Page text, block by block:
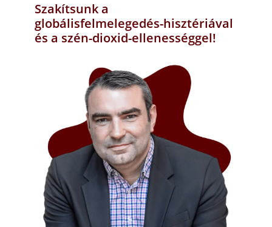
Szakítsunk a
globálisfelmelegedés-hisztériával
és a szén-dioxid-ellenességgel!